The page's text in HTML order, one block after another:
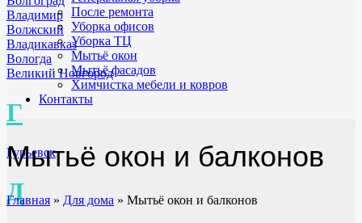
Владимир
Волжский
Владикавказ
Вологда
Великий Новгород
Г
Гурьевск
Д
После ремонта
Уборка офисов
Уборка ТЦ
Мытьё окон
Мытьё фасадов
Химчистка мебели и ковров
Контакты
Мытьё окон и балконов
Главная » Для дома » Мытьё окон и балконов